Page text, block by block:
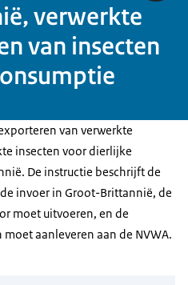
verwerkte
van insecten
van verwerkte
insecten voor dierlijke
De instructie beschrijft de
invoer in Groot-Brittannië, de
moet uitvoeren, en de
aanleveren aan de NVWA.